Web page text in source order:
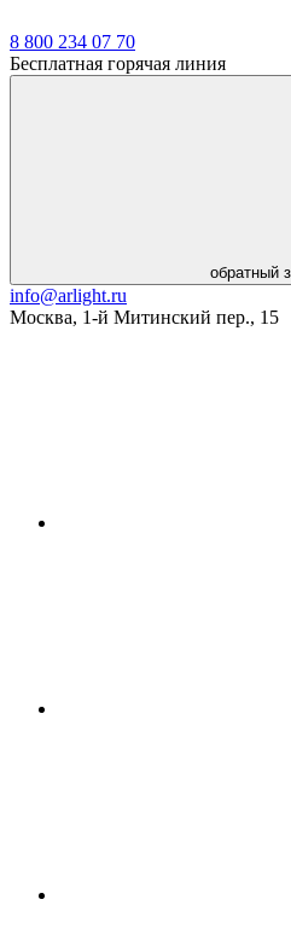
8 800 234 07 70
Бесплатная горячая линия
обратный
info@arlight.ru
Москва, 1-й Митинский пер., 15